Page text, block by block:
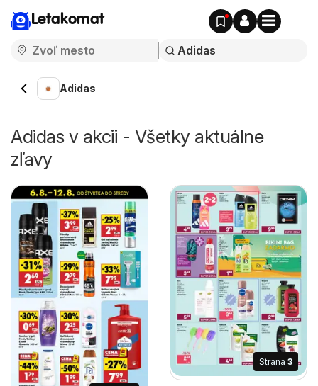
Letakomat
Adidas
Adidas v akcii - Všetky aktuálne
zľavy
Strana 3